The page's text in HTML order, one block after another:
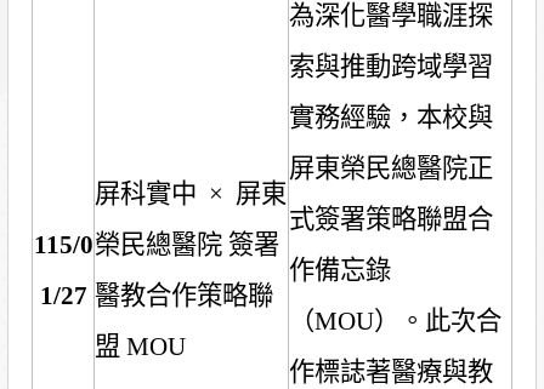
115/0
1/27
屏科實中 × 屏東
榮民總醫院 簽署
醫教合作策略聯
盟 MOU
為深化醫學職涯探
索與推動跨域學習
實務經驗，本校與
屏東榮民總醫院正
式簽署策略聯盟合
作備忘錄
（MOU）。此次合
作標誌著醫療與教